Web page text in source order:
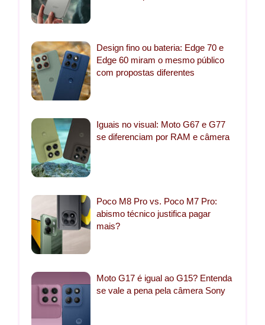
Design fino ou bateria: Edge 70 e
Edge 60 miram o mesmo público
com propostas diferentes
Iguais no visual: Moto G67 e G77
se diferenciam por RAM e câmera
Poco M8 Pro vs. Poco M7 Pro:
abismo técnico justifica pagar
mais?
Moto G17 é igual ao G15? Entenda
se vale a pena pela câmera Sony